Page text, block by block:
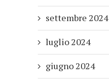
settembre 2024
luglio 2024
giugno 2024